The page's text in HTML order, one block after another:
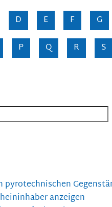
D E F G
P Q R S
pyrotechnischen
anzeigen